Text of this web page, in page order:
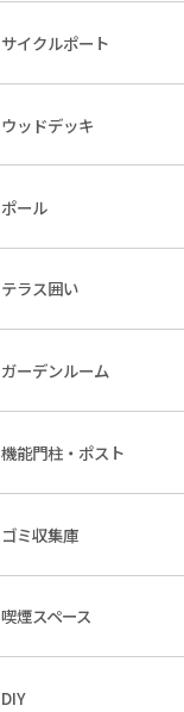
サイクルポート
ウッドデッキ
ポール
テラス囲い
ガーデンルーム
機能門柱・ポスト
ゴミ収集庫
喫煙スペース
DIY